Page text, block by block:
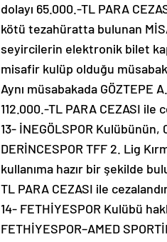
dolayı 65.000.-TL PARA
kötü tezahüratta bulunan
seyircilerin elektronik bilet
misafir kulüp olduğu
Aynı müsabakada GÖZTEPE
112.000.-TL PARA CEZASI ile
13- İNEGÖLSPOR
DERİNCESPOR TFF 2. Lig
kullanıma hazır bir şekilde
TL PARA CEZASI ile
14- FETHİYESPOR Kulübü
FETHİYESPOR–AMED